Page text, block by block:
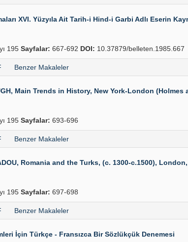
XVI. Yüzyıla Ait Tarih-i Hind-i Garbi Adlı Eserin
195 Sayfalar: 667-692 DOI: 10.37879/belleten.1985.667
Benzer Makaleler
Main Trends in History, New York-London (Holmes
195 Sayfalar: 693-696
Benzer Makaleler
Romania and the Turks, (c. 1300-c.1500),
195 Sayfalar: 697-698
Benzer Makaleler
İçin Türkçe - Fransızca Bir Sözlükçük Denemesi